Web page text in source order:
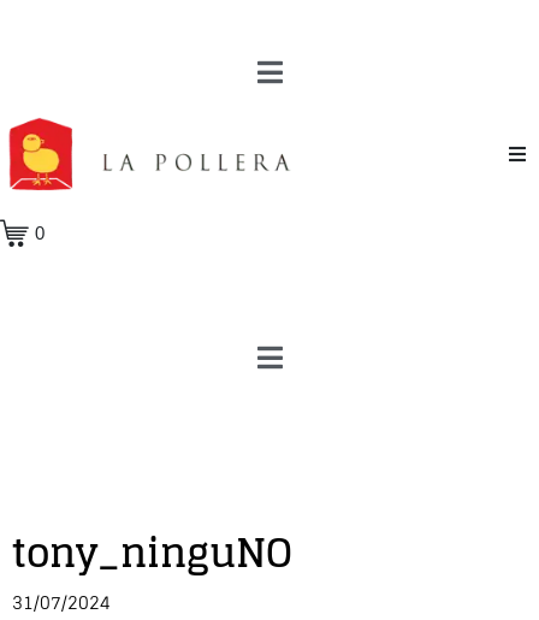
0
tony_ninguNO
31/07/2024